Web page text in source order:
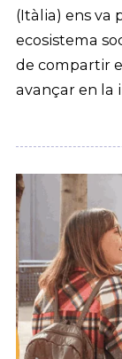
(Itàlia) ens va
ecosistema
de compartir
avançar en la